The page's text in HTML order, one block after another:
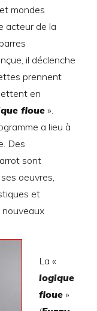
mondes
acteur de la
il déclenche
prennent
en
floue ».
a lieu à
Des
sont
oeuvres,
et
La «
logique
floue »